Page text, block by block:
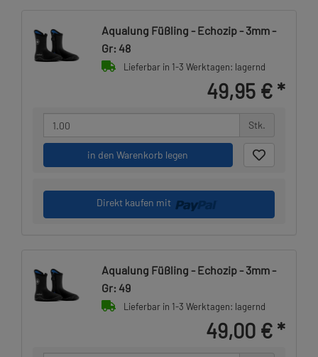
Aqualung Füßling - Echozip - 3mm -
Gr: 48
Lieferbar in 1-3 Werktagen: lagernd
49,95 € *
Stk.
in den Warenkorb legen
Direkt kaufen mit
Aqualung Füßling - Echozip - 3mm -
Gr: 49
Lieferbar in 1-3 Werktagen: lagernd
49,00 € *